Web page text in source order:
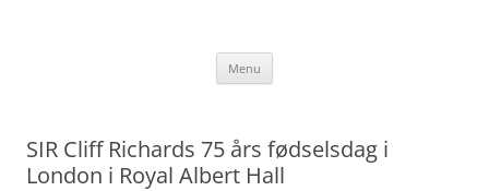
Menu
SIR Cliff Richards 75 års fødselsdag i
London i Royal Albert Hall